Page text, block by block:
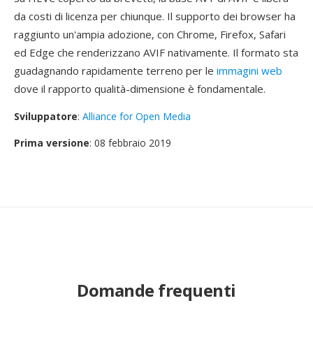
da costi di licenza per chiunque. Il supporto dei browser ha
raggiunto un'ampia adozione, con Chrome, Firefox, Safari
ed Edge che renderizzano AVIF nativamente. Il formato sta
guadagnando rapidamente terreno per le immagini web
dove il rapporto qualità-dimensione è fondamentale.
Sviluppatore: Alliance for Open Media
Prima versione: 08 febbraio 2019
Domande frequenti